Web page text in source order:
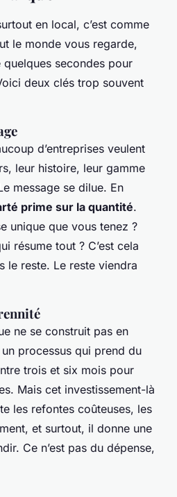
en local, c’est comme
le monde vous regarde,
quelques secondes pour
deux clés trop souvent
d’entreprises veulent
leur histoire, leur gamme
message se dilue. En
prime sur la quantité.
unique que vous tenez ?
résume tout ? C’est cela
le reste. Le reste viendra
ne se construit pas en
un processus qui prend du
trois et six mois pour
Mais cet investissement-là
les refontes coûteuses, les
et surtout, il donne une
Ce n’est pas du dépense,